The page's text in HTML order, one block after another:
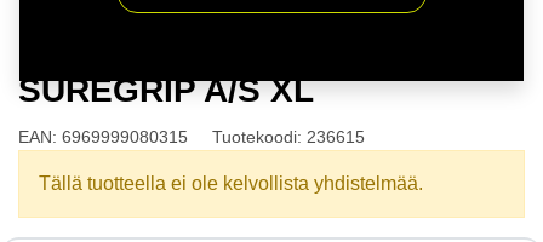
SUREGRIP A/S XL
EAN: 6969999080315 Tuotekoodi: 236615
Tällä tuotteella ei ole kelvollista yhdistelmää.